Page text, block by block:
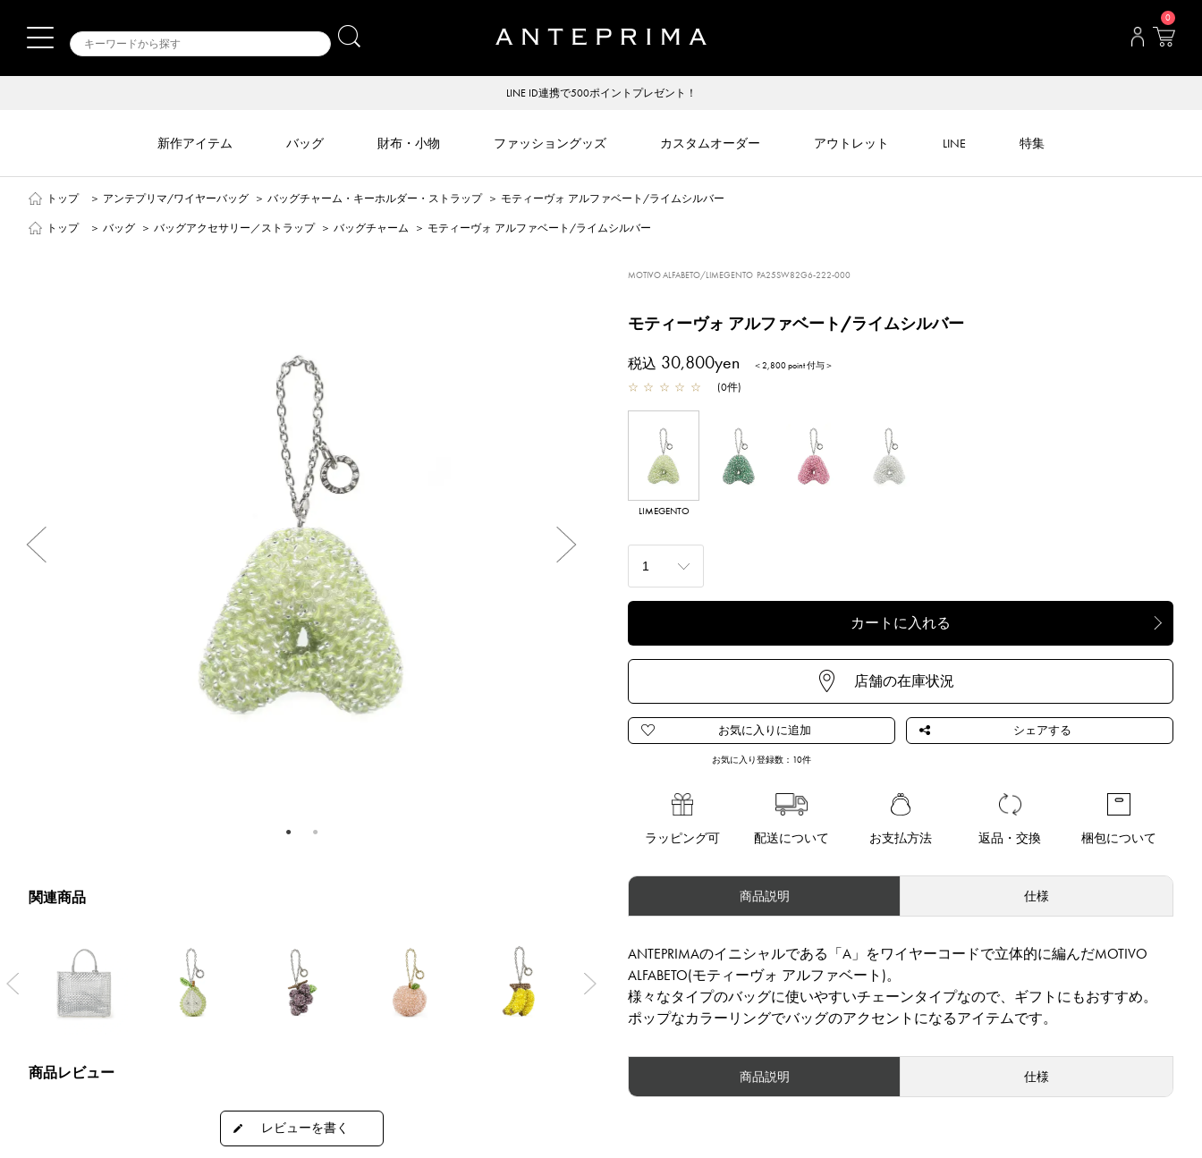
0
LINE ID連携で500ポイントプレゼント！
新作アイテム バッグ 財布・小物 ファッショングッズ カスタムオーダー アウトレット LINE 特集
トップ ＞ アンテプリマ/ワイヤーバッグ ＞ バッグチャーム・キーホルダー・ストラップ ＞ モティーヴォ アルファベート/ライムシルバー
トップ ＞ バッグ ＞ バッグアクセサリー／ストラップ ＞ バッグチャーム ＞ モティーヴォ アルファベート/ライムシルバー
関連商品
Previous Next
商品レビュー
MOTIVO ALFABETO/LIMEGENTO PA25SW82G6-222-000
モティーヴォ アルファベート/ライムシルバー
税込 30,800yen ＜2,800 point 付与＞
☆ ☆ ☆ ☆ ☆ (0件)
LIMEGENTO
お気に入り登録数： 10件
ラッピング可 配送について お支払方法 返品・交換 梱包について
商品説明 仕様
ANTEPRIMAのイニシャルである「A」をワイヤーコードで立体的に編んだMOTIVO
ALFABETO(モティーヴォ アルファベート)。
様々なタイプのバッグに使いやすいチェーンタイプなので、ギフトにもおすすめ。
ポップなカラーリングでバッグのアクセントになるアイテムです。
商品説明 仕様